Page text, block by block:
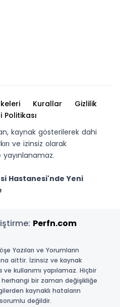
Kurallar
Gizlilik
Politikası
kaynak gösterilerek dahi
ve izinsiz olarak
Hastanesi'nde Yeni
Perfn.com
Yazıları ve Yorumların
aittir. İzinsiz ve kaynak
kullanımı yapılamaz. Hiçbir
bir zaman değişikliğe
kaynaklı hataların
değildir.